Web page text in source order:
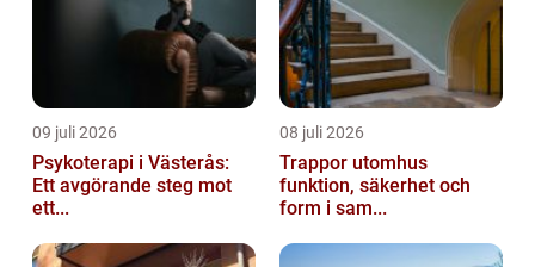
09 juli 2026
Psykoterapi i Västerås:
Ett avgörande steg mot
ett...
08 juli 2026
Trappor utomhus
funktion, säkerhet och
form i sam...